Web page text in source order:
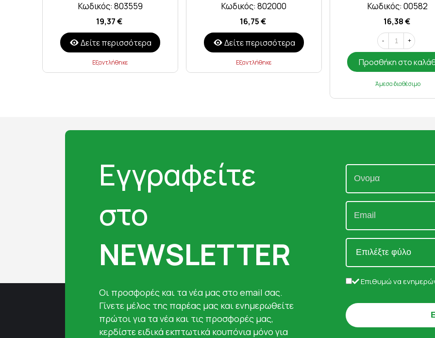
Κωδικός: 803559
19,37 €
Δείτε περισσότερα
Εξαντλήθηκε
Κωδικός: 802000
16,75 €
Δείτε περισσότερα
Εξαντλήθηκε
Κωδικός: 00582
16,38 €
- +
Προσθήκη στο
Άμεσα διαθέσιμο
Εγγραφείτε
στο
NEWSLETTER
Oι προσφορές και τα νέα μας στο email σας.
Γίνετε μέλος της παρέας μας και ενημερωθείτε
πρώτοι για τα νέα και τις προσφορές μας,
κερδίστε ειδικά εκπτωτικά κουπόνια μόνο για
Επιθυμώ να